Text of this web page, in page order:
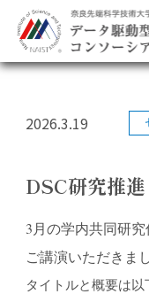
2026.3.19
DSC研究推
3月の学内共同研
ご講演いただきまし
タイトルと概要は以